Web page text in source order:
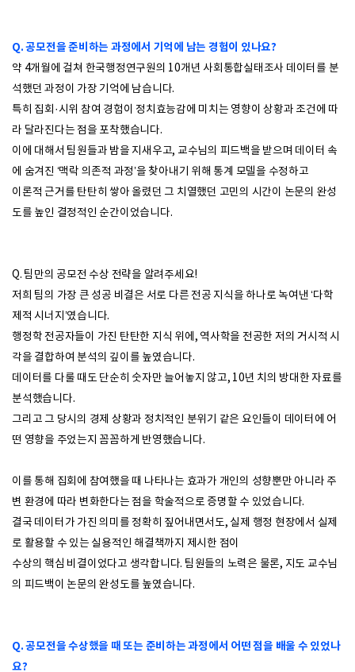
Q. 공모전을 준비하는 과정에서 기억에 남는 경험이 있나요?
약 4개월에 걸쳐 한국행정연구원의 10개년 사회통합실태조사 데이터를 분
석했던 과정이 가장 기억에 남습니다.
특히 집회·시위 참여 경험이 정치효능감에 미치는 영향이 상황과 조건에 따
라 달라진다는 점을 포착했습니다.
이에 대해서 팀원들과 밤을 지새우고, 교수님의 피드백을 받으며 데이터 속
에 숨겨진 ‘맥락 의존적 과정’을 찾아내기 위해 통계 모델을 수정하고
이론적 근거를 탄탄히 쌓아 올렸던 그 치열했던 고민의 시간이 논문의 완성
도를 높인 결정적인 순간이었습니다.
Q. 팀만의 공모전 수상 전략을 알려주세요!
저희 팀의 가장 큰 성공 비결은 서로 다른 전공 지식을 하나로 녹여낸 ‘다학
제적 시너지’였습니다.
행정학 전공자들이 가진 탄탄한 지식 위에, 역사학을 전공한 저의 거시적 시
각을 결합하여 분석의 깊이를 높였습니다.
데이터를 다룰 때도 단순히 숫자만 늘어놓지 않고, 10년 치의 방대한 자료를
분석했습니다.
그리고 그 당시의 경제 상황과 정치적인 분위기 같은 요인들이 데이터에 어
떤 영향을 주었는지 꼼꼼하게 반영했습니다.
이를 통해 집회에 참여했을 때 나타나는 효과가 개인의 성향뿐만 아니라 주
변 환경에 따라 변화한다는 점을 학술적으로 증명할 수 있었습니다.
결국 데이터가 가진 의미를 정확히 짚어내면서도, 실제 행정 현장에서 실제
로 활용할 수 있는 실용적인 해결책까지 제시한 점이
수상의 핵심 비결이었다고 생각합니다. 팀원들의 노력은 물론, 지도 교수님
의 피드백이 논문의 완성도를 높였습니다.
Q. 공모전을 수상했을 때 또는 준비하는 과정에서 어떤 점을 배울 수 있었나
요?